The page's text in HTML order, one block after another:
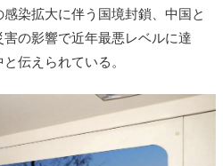
染拡大に伴う国境封鎖、中国と
の影響で近年最悪レベルに達
伝えられている。